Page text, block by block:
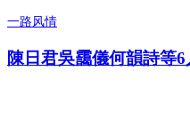
一路风情
陳日君吳靄儀何韻詩等